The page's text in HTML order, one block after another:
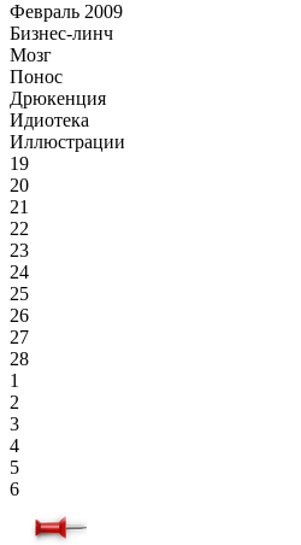
Февраль 2009
Бизнес-линч
Мозг
Понос
Дрюкенция
Идиотека
Иллюстрации
19
20
21
22
23
24
25
26
27
28
1
2
3
4
5
6